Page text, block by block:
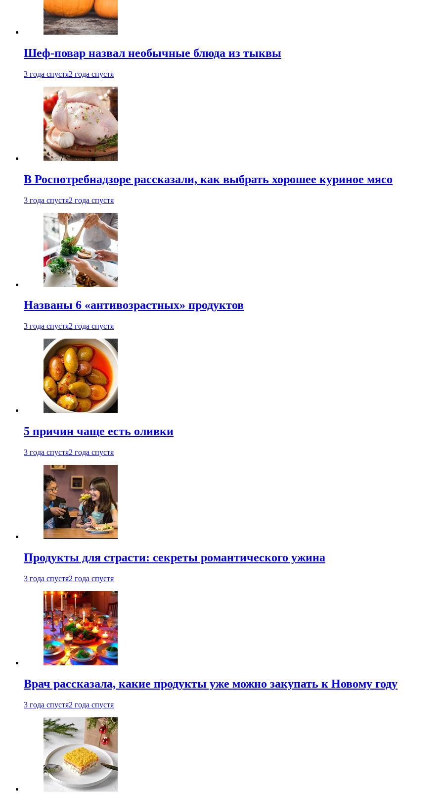
Шеф-повар назвал необычные блюда из тыквы
3 года спустя2 года спустя
В Роспотребнадзоре рассказали, как выбрать хорошее куриное мясо
3 года спустя2 года спустя
Названы 6 «антивозрастных» продуктов
3 года спустя2 года спустя
5 причин чаще есть оливки
3 года спустя2 года спустя
Продукты для страсти: секреты романтического ужина
3 года спустя2 года спустя
Врач рассказала, какие продукты уже можно закупать к Новому году
3 года спустя2 года спустя